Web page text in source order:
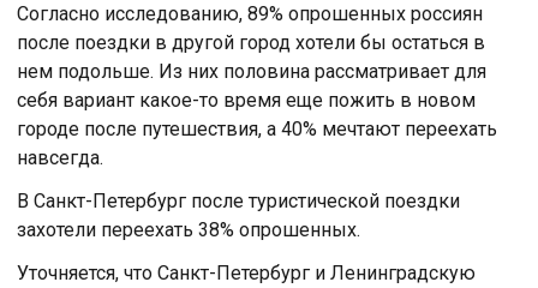
Согласно исследованию, 89% опрошенных россиян
после поездки в другой город хотели бы остаться в
нем подольше. Из них половина рассматривает для
себя вариант какое-то время еще пожить в новом
городе после путешествия, а 40% мечтают переехать
навсегда.
В Санкт-Петербург после туристической поездки
захотели переехать 38% опрошенных.
Уточняется, что Санкт-Петербург и Ленинградскую